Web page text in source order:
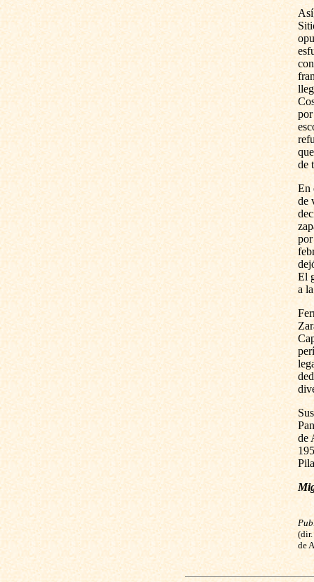
de
En
de
El
a
de
de